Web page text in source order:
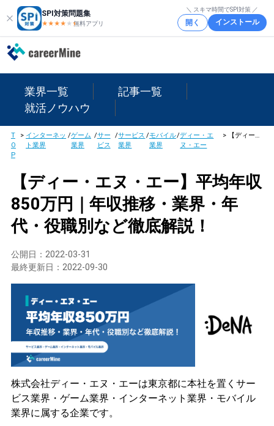
SPI対策問題集
★★★★ ★★
無料アプリ
＼ スキマ時間でSPI対策 ／
開く インストール
業界一覧
記事一覧
就活ノウハウ
T
O
P
> インターネッ
ト業界
/ゲーム
業界
/サー
ビス
/サービス
業界
/モバイル
業界
/ディー・エ
ヌ・エー
> 【ディー・エヌ・エー】平均年収850万円｜年収推移・業界・年代・役職別など徹底解説！
【ディー・エヌ・エー】平均年収
850万円｜年収推移・業界・年
代・役職別など徹底解説！
公開日： 2022-03-31
最終更新日： 2022-09-30
株式会社ディー・エヌ・エーは東京都に本社を置くサー
ビス業界・ゲーム業界・インターネット業界・モバイル
業界に属する企業です。